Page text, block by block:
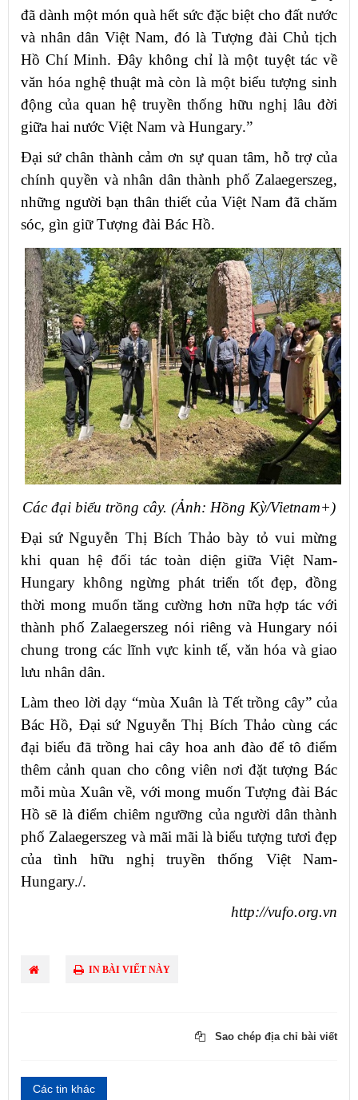
đã dành một món quà hết sức đặc biệt cho đất nước
và nhân dân Việt Nam, đó là Tượng đài Chủ tịch
Hồ Chí Minh. Đây không chỉ là một tuyệt tác về
văn hóa nghệ thuật mà còn là một biểu tượng sinh
động của quan hệ truyền thống hữu nghị lâu đời
giữa hai nước Việt Nam và Hungary.”
Đại sứ chân thành cảm ơn sự quan tâm, hỗ trợ của
chính quyền và nhân dân thành phố Zalaegerszeg,
những người bạn thân thiết của Việt Nam đã chăm
sóc, gìn giữ Tượng đài Bác Hồ.
Các đại biểu trồng cây. (Ảnh: Hồng ​Kỳ/Vietnam+)
Đại sứ Nguyễn Thị Bích Thảo bày tỏ vui mừng
khi quan hệ đối tác toàn diện giữa Việt Nam-
Hungary không ngừng phát triển tốt đẹp, đồng
thời mong muốn tăng cường hơn nữa hợp tác với
thành phố Zalaegerszeg nói riêng và Hungary nói
chung trong các lĩnh vực kinh tế, văn hóa và giao
lưu nhân dân.
Làm theo lời dạy “mùa Xuân là Tết trồng cây” của
Bác Hồ, Đại sứ Nguyễn Thị Bích Thảo cùng các
đại biểu đã trồng hai cây hoa anh đào để tô điểm
thêm cảnh quan cho công viên nơi đặt tượng Bác
mỗi mùa Xuân về, với mong muốn Tượng đài Bác
Hồ sẽ là điểm chiêm ngưỡng của người dân thành
phố Zalaegerszeg và mãi mãi là biểu tượng tươi đẹp
của tình hữu nghị truyền thống Việt Nam-
Hungary./.
http://vufo.org.vn
IN BÀI VIẾT NÀY
Sao chép địa chỉ bài viết
Các tin khác